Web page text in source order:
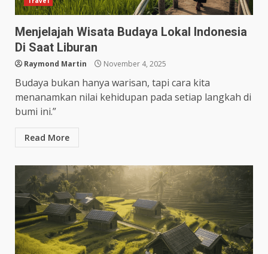
Menjelajah Wisata Budaya Lokal Indonesia
Di Saat Liburan
Raymond Martin November 4, 2025
Budaya bukan hanya warisan, tapi cara kita
menanamkan nilai kehidupan pada setiap langkah di
bumi ini.”
Read More